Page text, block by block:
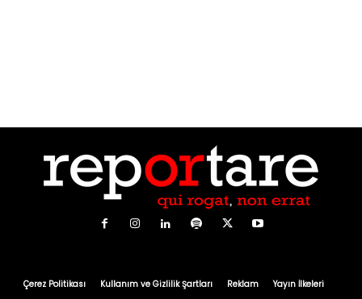
Çerez Politikası Kullanım ve Gizlilik Şartları Reklam Yayın İlkeleri